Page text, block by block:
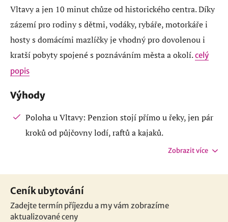
Vltavy a jen 10 minut chůze od historického centra. Díky
zázemí pro rodiny s dětmi, vodáky, rybáře, motorkáře i
hosty s domácími mazlíčky je vhodný pro dovolenou i
kratší pobyty spojené s poznáváním města a okolí.celý
popis
Výhody
Poloha u Vltavy: Penzion stojí přímo u řeky, jen pár
kroků od půjčovny lodí, raftů a kajaků.
Zobrazit více
Ceník ubytování
Zadejte termín příjezdu a my vám zobrazíme
aktualizované ceny